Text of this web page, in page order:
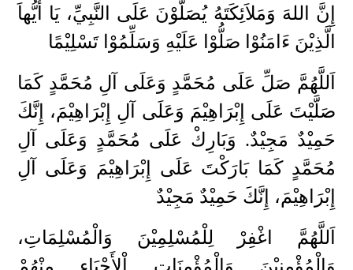
إِنَّ اللهَ وَمَلاَئِكَتَهُ يُصَلُّوْنَ عَلَى النَّبِيِّ، يَا أَيُّهاَ
الَّذِيْنَ ءَامَنُوْا صَلُّوْا عَلَيْهِ وَسَلِّمُوْا تَسْلِيْمًا
اَللَّهُمَّ صَلِّ عَلَى مُحَمَّدٍ وَعَلَى آلِ مُحَمَّدٍ كَمَا
صَلَّيْتَ عَلَى إِبْرَاهِيْمَ وَعَلَى آلِ إِبْرَاهِيْمَ، إِنَّكَ
حَمِيْدٌ مَجِيْدٌ. وَبَارِكْ عَلَى مُحَمَّدٍ وَعَلَى آلِ
مُحَمَّدٍ كَمَا بَارَكْتَ عَلَى إِبْرَاهِيْمَ وَعَلَى آلِ
إِبْرَاهِيْمَ، إِنَّكَ حَمِيْدٌ مَجِيْدٌ
اَللَّهُمَّ اغْفِرْ لِلْمُسْلِمِيْنَ وَالْمُسْلِمَاتِ،